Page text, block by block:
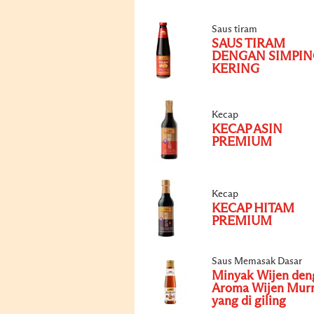
Saus tiram
SAUS TIRAM
DENGAN
KERING
Kecap
KECAP ASIN
PREMIUM
Kecap
KECAP HITAM
PREMIUM
Saus Memasak Dasar
Minyak Wijen
Aroma Wijen
yang di giling